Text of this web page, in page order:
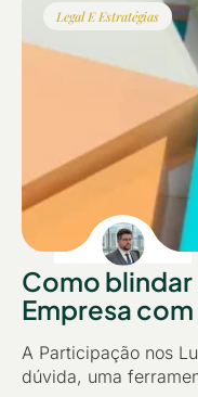
Legal E Estratégias
Como blindar
Empresa
A Participação nos
dúvida, uma